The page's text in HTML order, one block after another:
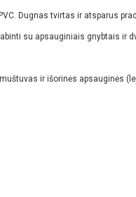
Dugnas tvirtas ir atsparus
su apsauginiais gnybtais ir
ir išorinės apsauginės